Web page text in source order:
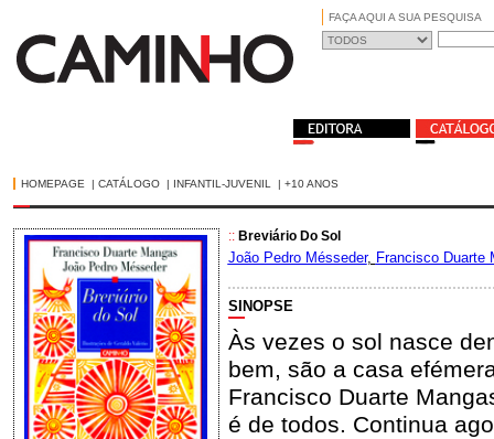
FAÇA AQUI A SUA PESQUISA
HOMEPAGE | CATÁLOGO| INFANTIL-JUVENIL | +10 ANOS
:: Breviário Do Sol
João Pedro Mésseder, Francisco Duarte
SINOPSE
Às vezes o sol nasce
bem, são a casa
Francisco Duarte
é de todos. Continua